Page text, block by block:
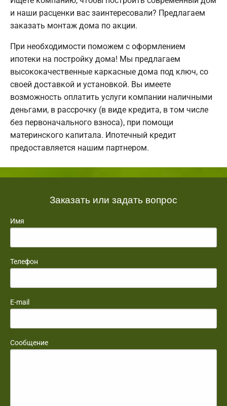
и наши расценки вас заинтересовали? Предлагаем
заказать монтаж дома по акции.
При необходимости поможем с оформлением
ипотеки на постройку дома! Мы предлагаем
высококачественные каркасные дома под ключ, со
своей доставкой и установкой. Вы имеете
возможность оплатить услуги компании наличными
деньгами, в рассрочку (в виде кредита, в том числе
без первоначального взноса), при помощи
материнского капитала. Ипотечный кредит
предоставляется нашим партнером.
Заказать или задать вопрос
Имя
Телефон
E-mail
Сообщение